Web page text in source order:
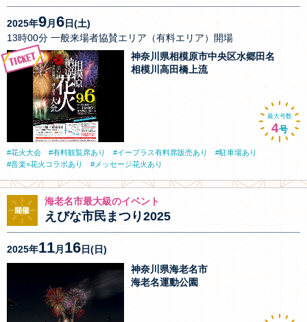
2025年9月 6日(土)
13時00分 一般来場者協賛エリア（有料エリア）開場
神奈川県相模原市中央区水郷田名
相模川高田橋上流
最大号数
4号
花火大会 有料観覧席あり イープラス有料席販売あり
駐車場あり
音楽×花火コラボあり
メッセージ花火あり
海老名市最大級のイベント
えびな市民まつり2025
2025年11月 16日(日)
神奈川県海老名市
海老名運動公園